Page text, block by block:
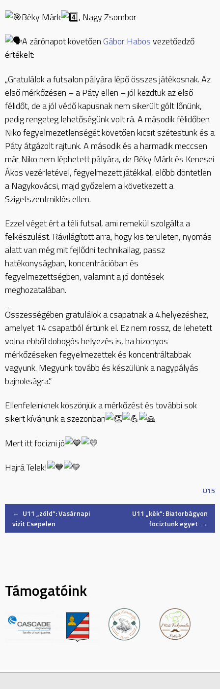
Béky Márk
, Nagy Zsombor
A zárónapot követőenGábor Habosvezetőedző
értékelt:
„Gratulálok a futsalon pályára lépő összes játékosnak. Az
első mérkőzésen – a Páty ellen – jól kezdtük az első
félidőt, de a jól védő kapusnak nem sikerült gólt lőnünk,
pedig rengeteg lehetőségünk volt rá. A második félidőben
Niko fegyelmezetlenségét követően kicsit szétestünk és a
Páty átgázolt rajtunk. A második és a harmadik meccsen
már Niko nem léphetett pályára, de Béky Márk és Kenesei
Ákos vezérletével, fegyelmezett játékkal, előbb döntetlen
a Nagykovácsi, majd győzelem a következett a
Szigetszentmiklós ellen.
Ezzel véget ért a téli futsal, ami remekül szolgálta a
felkészülést. Rávilágított arra, hogy kis területen, nyomás
alatt van még mit fejlődni technikailag, passz
hatékonyságban, koncentrációban és
fegyelmezettségben, valamint a jó döntések
meghozatalában.
Összességében gratulálok a csapatnak a 4.helyezéshez,
amelyet 14 csapatból értünk el. Ez nem rossz, de lehetett
volna ebből dobogós helyezés is, ha bizonyos
mérkőzéseken fegyelmezettek és koncentráltabbak
vagyunk. Megyünk tovább és készülünk a nagypályás
bajnokságra.”
Ellenfeleinknek köszönjük a mérkőzést és további sok
sikert kívánunk a szezonban
Mert itt focizni jó
Hajrá Telek!
U15
Post
← U11 „zöld”: Vasárnapi
vizit Csepelen
U11 „kék”: Biatorbágyon
fociztunk egyet →
Támogatóink